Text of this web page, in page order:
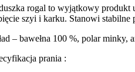
rogal to wyjątkowy produkt
szyi i karku. Stanowi stabilne
– bawełna 100 %, polar
prania :